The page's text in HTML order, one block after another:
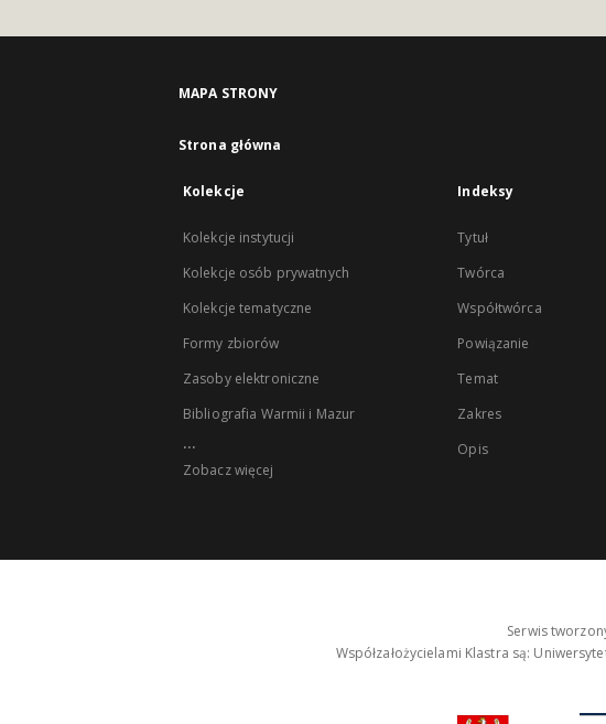
MAPA STRONY
Strona główna
Kolekcje
Kolekcje instytucji
Kolekcje osób prywatnych
Kolekcje tematyczne
Formy zbiorów
Zasoby elektroniczne
Bibliografia Warmii i Mazur
...
Zobacz więcej
Indeksy
Tytuł
Twórca
Współtwórca
Powiązanie
Temat
Zakres
Opis
Serwis
Współzałożycielami Klastra są: